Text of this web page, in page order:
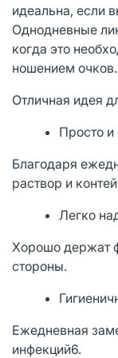
идеальна, если
Однодневные
когда это
ношением очков.
Отличная идея
Просто
Благодаря
раствор и
Легко
Хорошо держат
стороны.
Ежедневная
инфекций6.